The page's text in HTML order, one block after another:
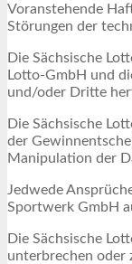
Voranstehende
Störungen der
Die Sächsische
Lotto-GmbH und
und/oder Dritte
Die Sächsische
der
Manipulation der
Jedwede
Sportwerk GmbH
Die Sächsische
unterbrechen oder